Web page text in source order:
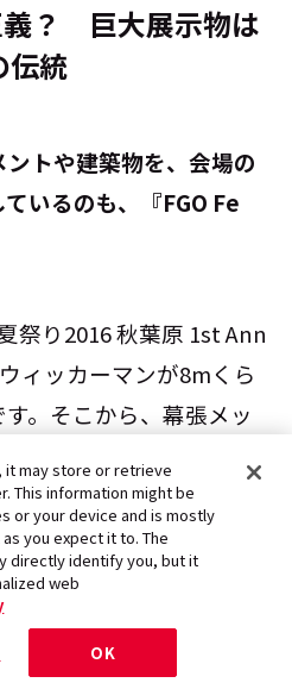
義？ 巨大展示物は
伝統
ントや建築物を、会場の
いるのも、『FGO Fe
祭り2016 秋葉原 1st Ann
ィッカーマンが8mくら
。そこから、幕張メッ
はゲーム中に登場する“空
“Grand Tower”を建てた
it may store or retrieve
This information might be
or your device and is mostly
you expect it to. The
directly identify you, but it
web
OK